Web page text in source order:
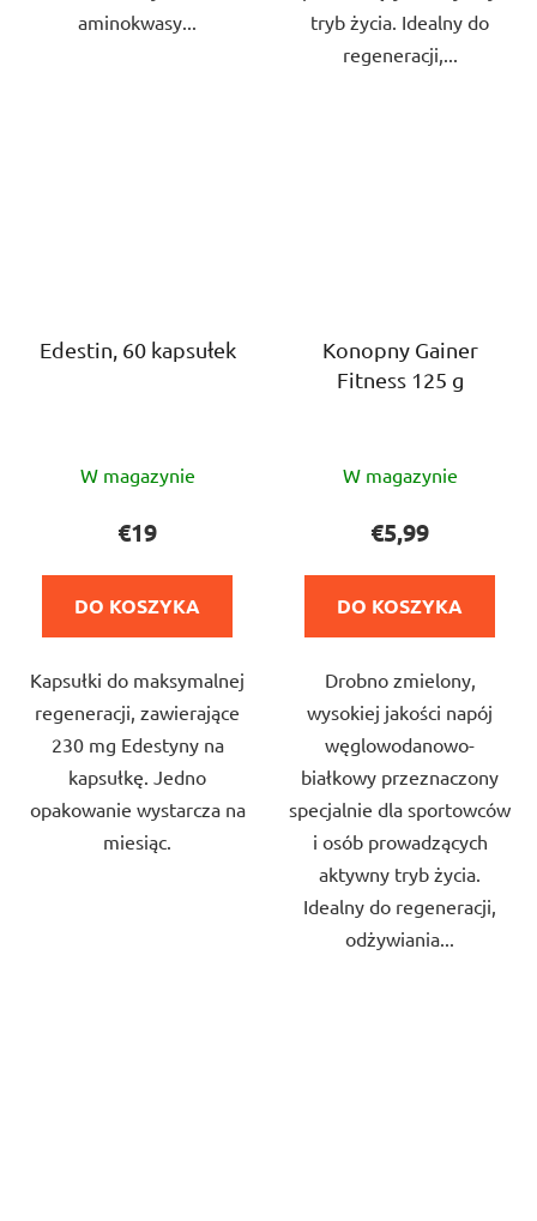
aminokwasy...
tryb życia. Idealny do
regeneracji,...
Edestin, 60 kapsułek
ocena
produktu
na
gwiazdek.
W magazynie
€19
DO KOSZYKA
Kapsułki do maksymalnej
regeneracji, zawierające
230 mg Edestyny na
kapsułkę. Jedno
opakowanie wystarcza na
miesiąc.
Konopny Gainer
Fitness 125 g
ocena
produktu
wynosi
na
gwiazdek.
W magazynie
€5,99
DO KOSZYKA
Drobno zmielony,
wysokiej jakości napój
węglowodanowo-
białkowy przeznaczony
specjalnie dla sportowców
i osób prowadzących
aktywny tryb życia.
Idealny do regeneracji,
odżywiania...